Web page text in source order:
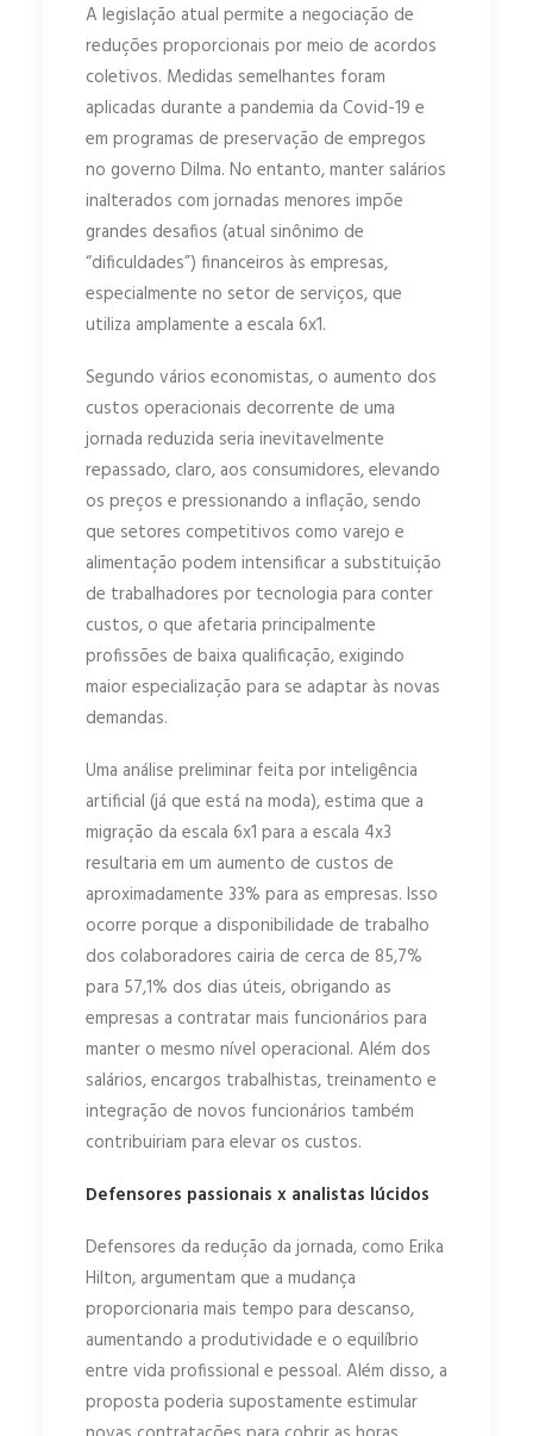
A legislação atual permite a negociação de
reduções proporcionais por meio de acordos
coletivos. Medidas semelhantes foram
aplicadas durante a pandemia da Covid-19 e
em programas de preservação de empregos
no governo Dilma. No entanto, manter salários
inalterados com jornadas menores impõe
grandes desafios (atual sinônimo de
“dificuldades”) financeiros às empresas,
especialmente no setor de serviços, que
utiliza amplamente a escala 6x1.
Segundo vários economistas, o aumento dos
custos operacionais decorrente de uma
jornada reduzida seria inevitavelmente
repassado, claro, aos consumidores, elevando
os preços e pressionando a inflação, sendo
que setores competitivos como varejo e
alimentação podem intensificar a substituição
de trabalhadores por tecnologia para conter
custos, o que afetaria principalmente
profissões de baixa qualificação, exigindo
maior especialização para se adaptar às novas
demandas.
Uma análise preliminar feita por inteligência
artificial (já que está na moda), estima que a
migração da escala 6x1 para a escala 4x3
resultaria em um aumento de custos de
aproximadamente 33% para as empresas. Isso
ocorre porque a disponibilidade de trabalho
dos colaboradores cairia de cerca de 85,7%
para 57,1% dos dias úteis, obrigando as
empresas a contratar mais funcionários para
manter o mesmo nível operacional. Além dos
salários, encargos trabalhistas, treinamento e
integração de novos funcionários também
contribuiriam para elevar os custos.
Defensores passionais x analistas lúcidos
Defensores da redução da jornada, como Erika
Hilton, argumentam que a mudança
proporcionaria mais tempo para descanso,
aumentando a produtividade e o equilíbrio
entre vida profissional e pessoal. Além disso, a
proposta poderia supostamente estimular